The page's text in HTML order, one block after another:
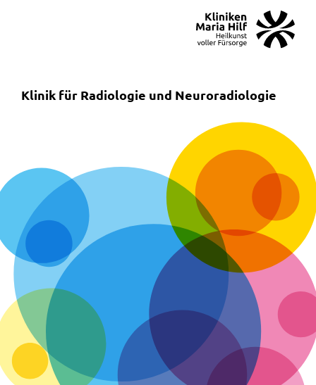
Klinik für Radiologie und Neuroradiologie